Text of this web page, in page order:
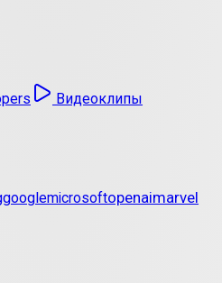
Видеоклипы
googlemicrosoftopenaimarvel